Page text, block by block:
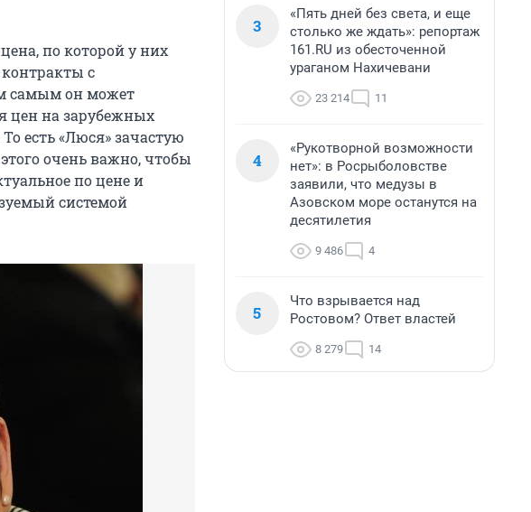
по которой у них
с
самым он может
цен на зарубежных
есть «Люся» зачастую
очень важно, чтобы
по цене и
системой
3
«Пять дней без света, и еще
столько же ждать»: репортаж
161.RU из обесточенной
ураганом Нахичевани
23 214 11
4
«Рукотворной возможности
нет»: в Росрыболовстве
заявили, что медузы в
Азовском море останутся на
десятилетия
9 486 4
5
Что взрывается над
Ростовом? Ответ властей
8 279 14